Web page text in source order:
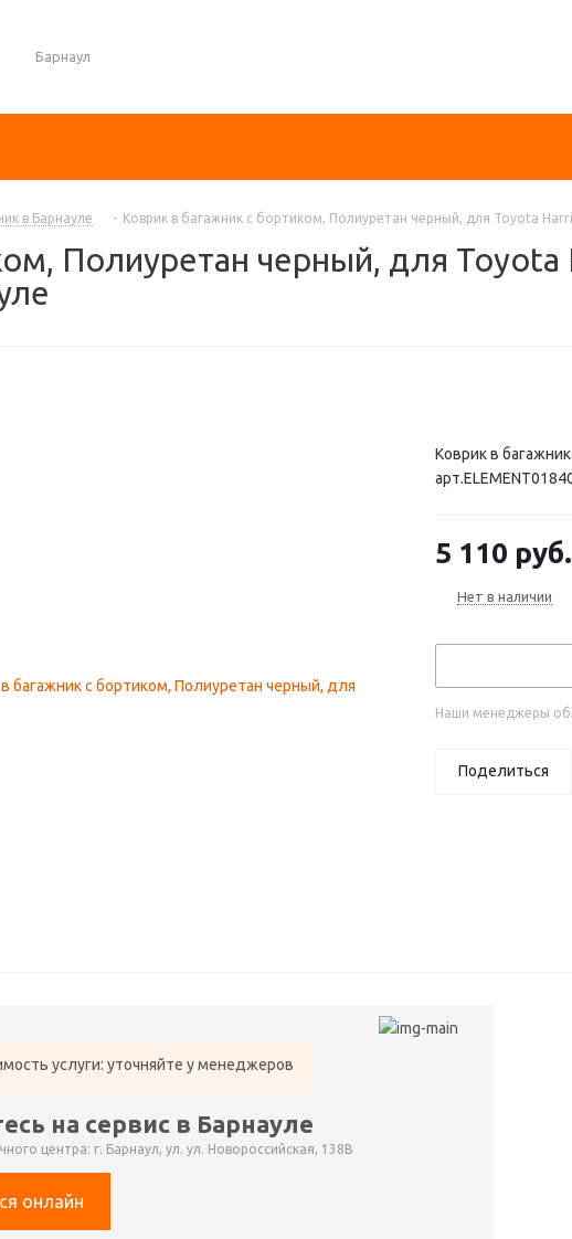
Барнаул
в Барнауле - Коврик в багажник с бортиком, Полиуретан черный, для Toyota
Полиуретан черный, для Toyota
Коврик в
5 110 руб.
Нет в наличии
Наши менеджеры
Поделиться
услуги: уточняйте у менеджеров
на сервис в Барнауле
центра: г. Барнаул, ул. ул. Новороссийская, 138В
онлайн